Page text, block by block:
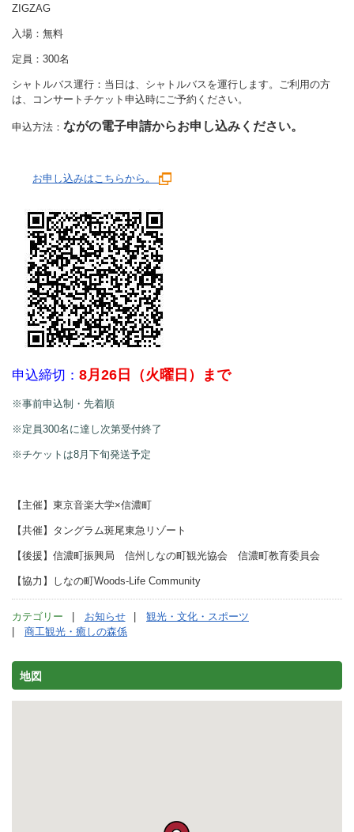
ZIGZAG
入場：無料
定員：300名
シャトルバス運行：当日は、シャトルバスを運行します。ご利用の方
は、コンサートチケット申込時にご予約ください。
申込方法： ながの電子申請からお申し込みください。
お申し込みはこちらから。
申込締切： 8月26日（火曜日）まで
※事前申込制・先着順
※定員300名に達し次第受付終了
※チケットは8月下旬発送予定
【主催】東京音楽大学×信濃町
【共催】タングラム斑尾東急リゾート
【後援】信濃町振興局 信州しなの町観光協会 信濃町教育委員会
【協力】しなの町Woods-Life Community
カテゴリー お知らせ
観光・文化・スポーツ
商工観光・癒しの森係
地図